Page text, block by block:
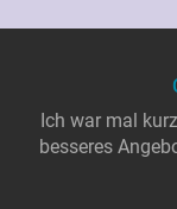
Ich war mal
besseres